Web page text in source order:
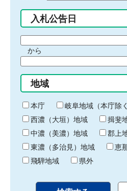
入札公告日
間
始
り
から
間
終
わ
り
地域
本庁
岐阜地域（本庁除く
西濃（大垣）地域
揖斐
中濃（美濃）地域
郡上
東濃（多治見）地域
恵
飛騨地域
県外